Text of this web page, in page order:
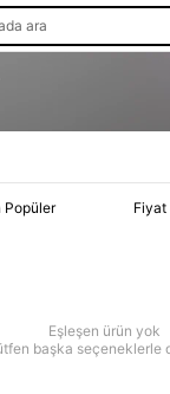
ara
Popüler Fiyat
Eşleşen ürün yok
başka seçeneklerle